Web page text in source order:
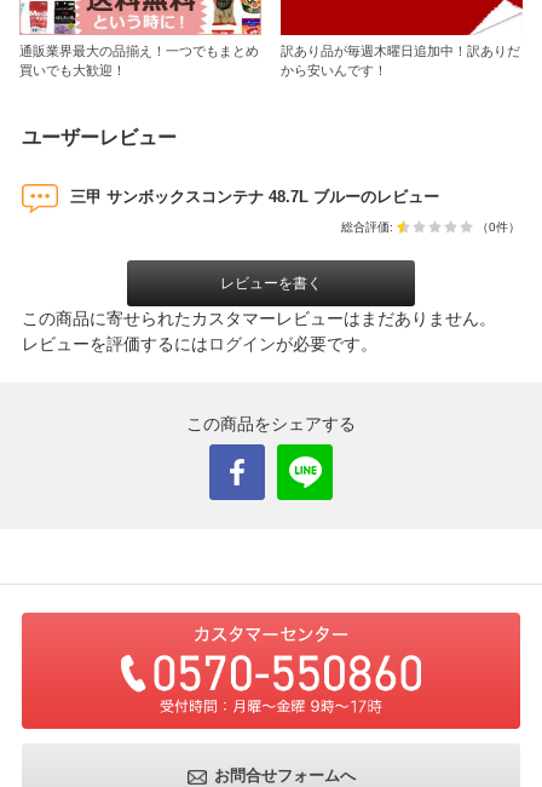
通販業界最大の品揃え！一つでもまとめ
買いでも大歓迎！
訳あり品が毎週木曜日追加中！訳ありだ
から安いんです！
ユーザーレビュー
三甲 サンボックスコンテナ 48.7L ブルーのレビュー
総合評価: （0件）
レビューを書く
この商品に寄せられたカスタマーレビューはまだありません。
レビューを評価するにはログインが必要です。
この商品をシェアする
お問合せフォームへ